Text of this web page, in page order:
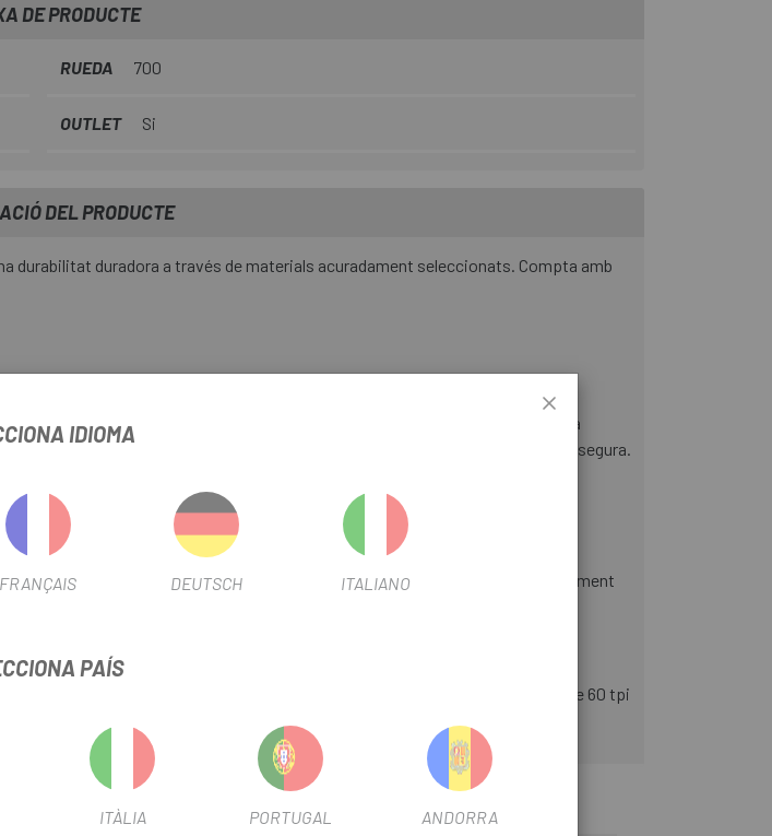
DE PRODUCTE
RUEDA 700
OUTLET Si
DEL PRODUCTE
durabilitat duradora a través de materials acuradament seleccionats. Compta amb
la pressió d'inflat segons el que defineix la norma ISO 4223-1.
daire per mantenir la pressió dinflat. La càmera té dos propòsits; mantenint la
ganxo del rin i la paret lateral per ajudar a mantenir-lo al seu lloc de manera segura.
i, alhora, mantenir una subjecció fiable i una baixa resistència al rodament
Dynamic:Pace durador proporciona una durabilitat duradora. Una carcassa de 60 tpi
i duradora.
IDIOMA
FRANÇAIS DEUTSCH ITALIANO
PAÍS
ITÀLIA PORTUGAL ANDORRA